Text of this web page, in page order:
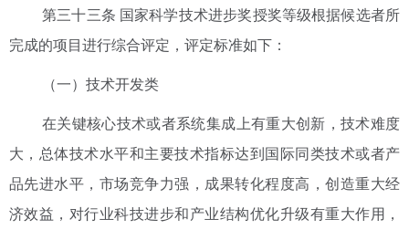
第三十三条 国家科学技术进步奖授奖等级根据候选者所
完成的项目进行综合评定，评定标准如下：
（一）技术开发类
在关键核心技术或者系统集成上有重大创新，技术难度
大，总体技术水平和主要技术指标达到国际同类技术或者产
品先进水平，市场竞争力强，成果转化程度高，创造重大经
济效益，对行业科技进步和产业结构优化升级有重大作用，